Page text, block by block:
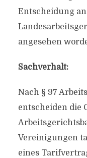
Entscheidung
angesehen
Sachverhalt:
Nach § 97
entscheiden die
Vereinigungen
eines